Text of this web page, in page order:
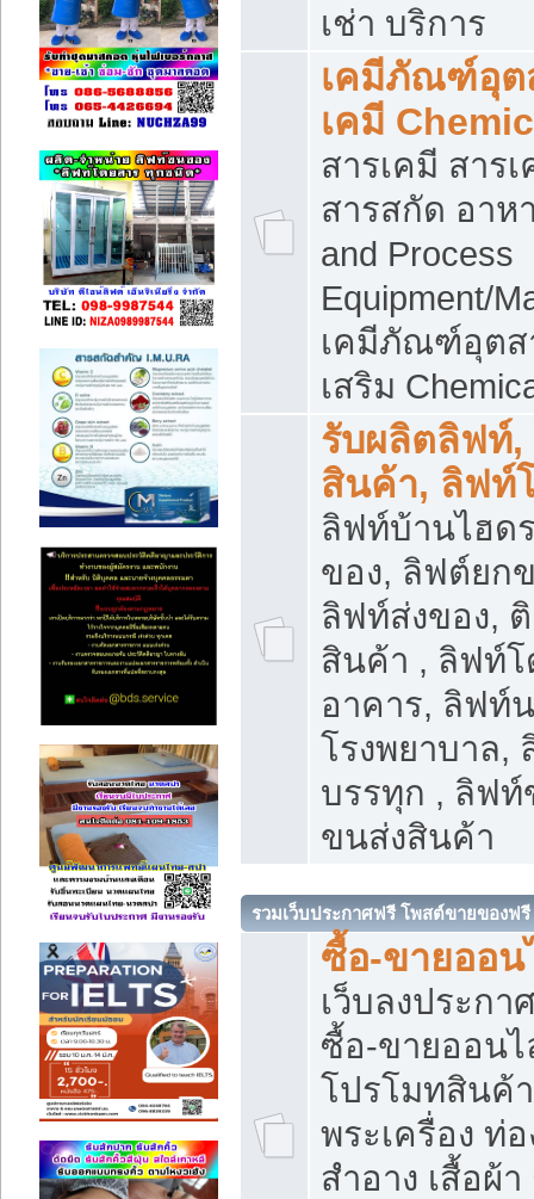
เช่า บริการ
เคมีภัณฑ์อุต
เคมี
สารเคมี สาร
สารสกัด อาห
and Process
Equipment/
เคมีภัณฑ์อุตส
เสริม
รับผลิตลิฟท์
สินค้า, ลิฟท์
ลิฟท์บ้านไฮด
ของ, ลิฟต์ยก
ลิฟท์ส่งของ,
สินค้า , ลิฟท์
อาคาร, ลิฟท์
โรงพยาบาล,
บรรทุก , ลิฟ
ขนส่งสินค้า
รวมเว็บประกาศฟรี โพสต์ขายของฟรี
ซื้อ-ขายออน
เว็บลงประก
ซื้อ-ขายออน
โปรโมทสินค้
พระเครื่อง ท่อ
สำอาง เสื้อผ้